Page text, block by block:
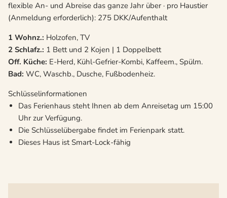
flexible An- und Abreise das ganze Jahr über · pro Haustier
(Anmeldung erforderlich): 275 DKK/Aufenthalt
1 Wohnz.: Holzofen, TV
2 Schlafz.: 1 Bett und 2 Kojen | 1 Doppelbett
Off. Küche: E-Herd, Kühl-Gefrier-Kombi, Kaffeem., Spülm.
Bad: WC, Waschb., Dusche, Fußbodenheiz.
Schlüsselinformationen
Das Ferienhaus steht Ihnen ab dem Anreisetag um 15:00
Uhr zur Verfügung.
Die Schlüsselübergabe findet im Ferienpark statt.
Dieses Haus ist Smart-Lock-fähig